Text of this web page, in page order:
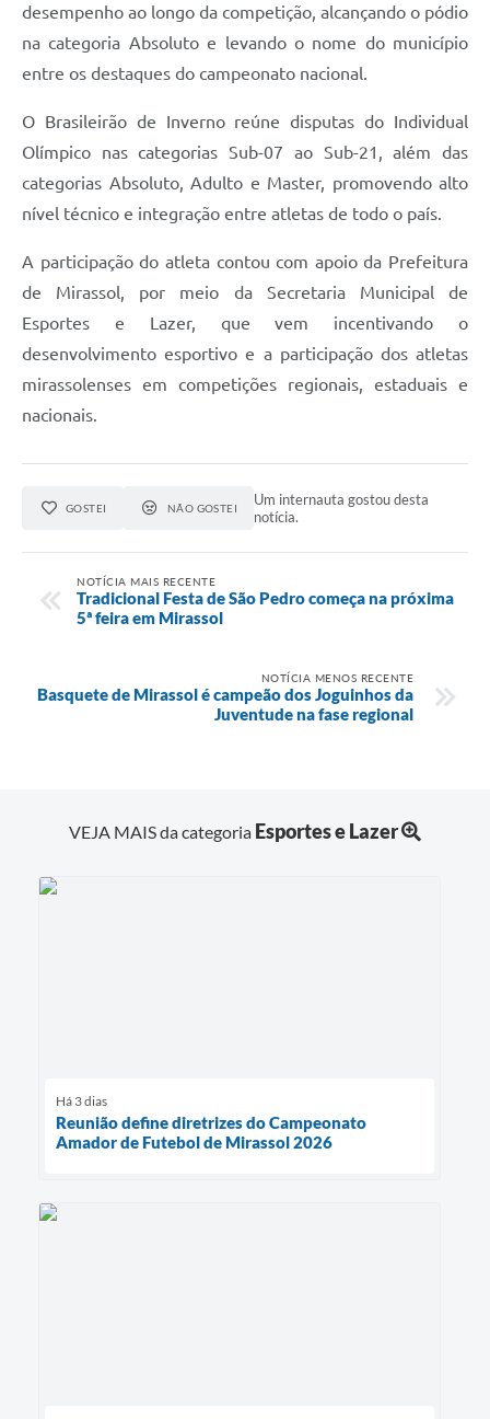
desempenho ao longo da competição, alcançando o pódio
na categoria Absoluto e levando o nome do município
entre os destaques do campeonato nacional.
O Brasileirão de Inverno reúne disputas do Individual
Olímpico nas categorias Sub-07 ao Sub-21, além das
categorias Absoluto, Adulto e Master, promovendo alto
nível técnico e integração entre atletas de todo o país.
A participação do atleta contou com apoio da Prefeitura
de Mirassol, por meio da Secretaria Municipal de
Esportes e Lazer, que vem incentivando o
desenvolvimento esportivo e a participação dos atletas
mirassolenses em competições regionais, estaduais e
nacionais.
GOSTEI NÃO GOSTEI
Um internauta gostou desta
notícia.
NOTÍCIA MAIS RECENTE
Tradicional Festa de São Pedro começa na próxima
5ª feira em Mirassol
NOTÍCIA MENOS RECENTE
Basquete de Mirassol é campeão dos Joguinhos da
Juventude na fase regional
VEJA MAIS da categoria Esportes e Lazer
Há 3 dias
Reunião define diretrizes do Campeonato
Amador de Futebol de Mirassol 2026